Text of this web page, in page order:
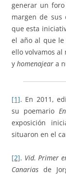
generar un
margen de sus
que esta
el año al que
ello volvamos al
y homenajear a
[1]. En 2011,
su poemario
exposición
situaron en el
[2]. Vid. Primer
Canarias de